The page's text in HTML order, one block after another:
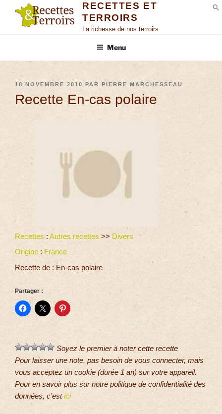
RECETTES ET
TERROIRS
La richesse de nos terroirs
Menu
18 NOVEMBRE 2010 PAR PIERRE MARCHESSEAU
Recette En-cas polaire
Recettes : Autres recettes >> Divers
Origine : France
Recette de : En-cas polaire
Partager :
Soyez le premier à noter cette recette
Pour laisser une note, pas besoin de vous connecter, mais
vous acceptez un cookie (durée 1 an) sur votre appareil.
Pour en savoir plus sur notre politique de confidentialité des
données, c'estici